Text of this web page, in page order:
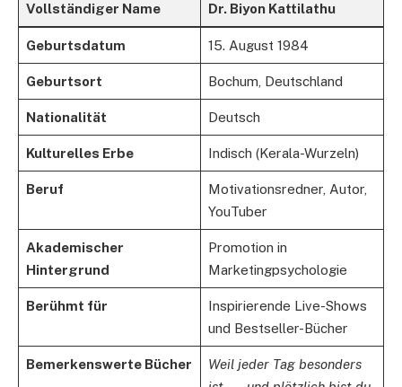
Vollständiger Name Dr. Biyon Kattilathu
Geburtsdatum 15. August 1984
Geburtsort Bochum, Deutschland
Nationalität Deutsch
Kulturelles Erbe Indisch (Kerala-Wurzeln)
Beruf
Motivationsredner, Autor,
YouTuber
Akademischer
Hintergrund
Promotion in
Marketingpsychologie
Berühmt für
Inspirierende Live-Shows
und Bestseller-Bücher
Bemerkenswerte Bücher
Weil jeder Tag besonders